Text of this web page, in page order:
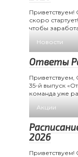
Приветствуем!
скоро
чтобы
Новости
Ответы
Приветствуем,
35-й выпуск
команда уже
Акции
2026